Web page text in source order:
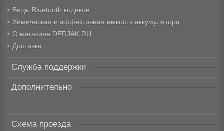
Виды Bluetooth кодеков
Химическая и эффективная емкость аккумулятора
О магазине DERJAK.RU
Доставка
Служба поддержки
Дополнительно
Схема проезда